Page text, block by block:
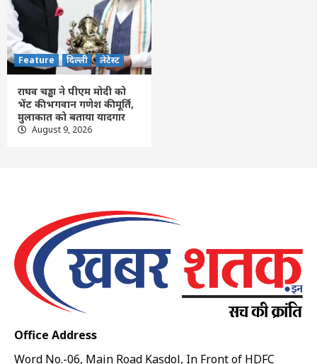
Feature दिल्ली लेटेस्ट
राघव चड्ढा ने पीएम मोदी को
भेंट की भगवान गणेश की मूर्ति,
मुलाकात को बताया यादगार
August 9, 2026
Office Address
Word No.-06, Main Road Kasdol, In Front of HDFC